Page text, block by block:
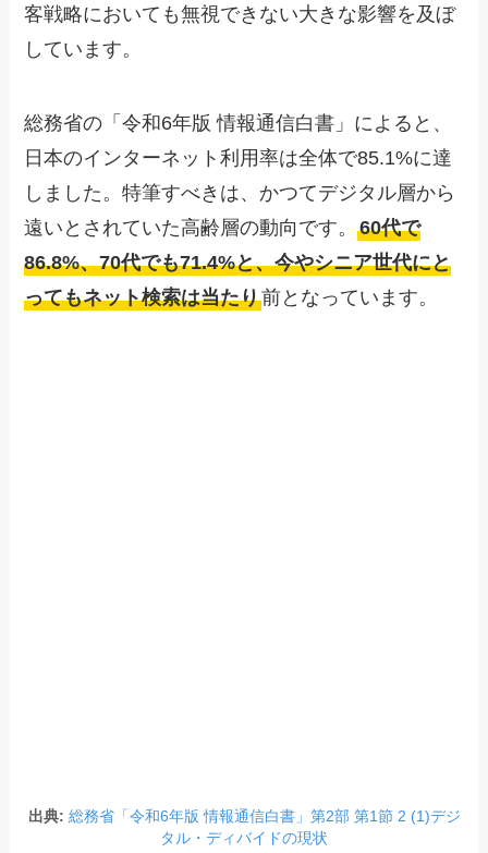
客戦略においても無視できない大きな影響を及ぼ
しています。
総務省の「令和6年版 情報通信白書」によると、
日本のインターネット利用率は全体で85.1%に達
しました。特筆すべきは、かつてデジタル層から
遠いとされていた高齢層の動向です。60代で
86.8%、70代でも71.4%と、今やシニア世代にと
ってもネット検索は当たり前となっています。
出典: 総務省「令和6年版 情報通信白書」第2部 第1節 2 (1)デジ
タル・ディバイドの現状